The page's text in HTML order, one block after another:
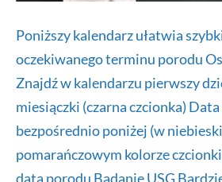
Poniższy kalendarz ułatwia
oczekiwanego terminu porodu
Znajdź w kalendarzu pierwszy
miesiączki (czarna czcionka)
bezpośrednio poniżej (w
pomarańczowym kolorze
data porodu Badanie USG